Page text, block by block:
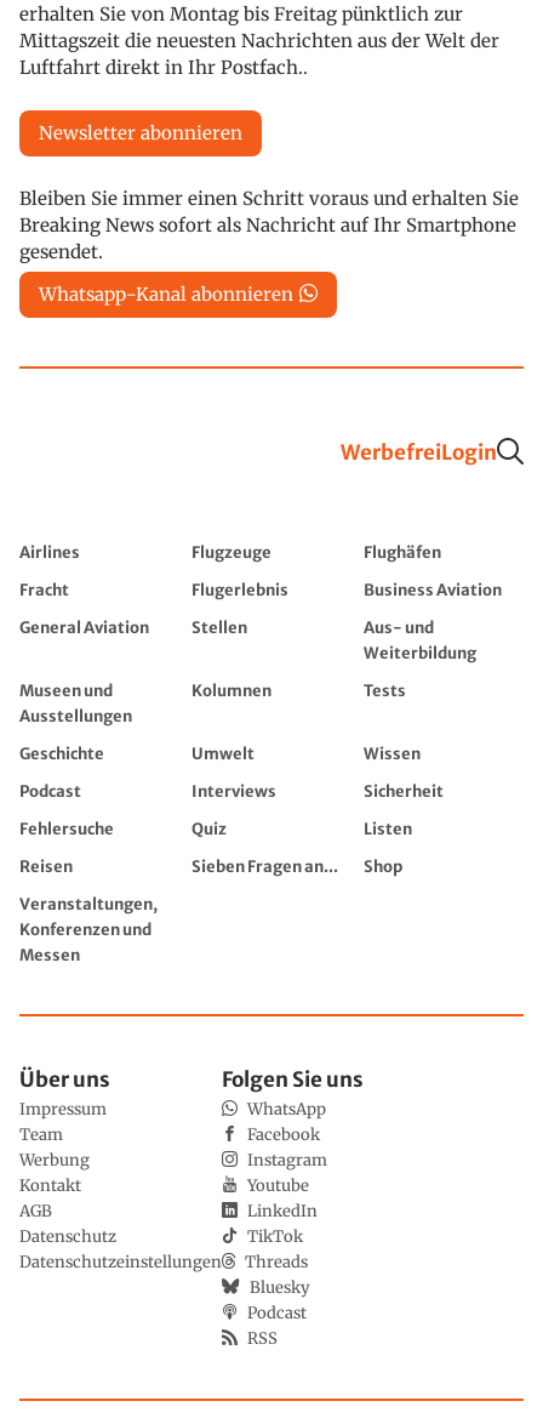
erhalten Sie von Montag bis Freitag pünktlich zur
Mittagszeit die neuesten Nachrichten aus der Welt der
Luftfahrt direkt in Ihr Postfach..
Newsletter abonnieren
Bleiben Sie immer einen Schritt voraus und erhalten Sie
Breaking News sofort als Nachricht auf Ihr Smartphone
gesendet.
Whatsapp-Kanal abonnieren
WerbefreiLogin
Airlines Flugzeuge
Flughäfen
Fracht
Flugerlebnis
Business Aviation
General Aviation
Stellen
Aus- und
Weiterbildung
Museen und
Ausstellungen
Kolumnen Tests
Geschichte Umwelt
Wissen
Podcast
Interviews
Sicherheit
Fehlersuche
Quiz
Listen
Reisen
Sieben Fragen an...
Shop
Veranstaltungen,
Konferenzen und
Messen
Über uns
Impressum
Team
Werbung
Kontakt
AGB
Datenschutz
Datenschutzeinstellungen
Folgen Sie uns
WhatsApp
Facebook
Instagram
Youtube
LinkedIn
TikTok
Threads
Bluesky
Podcast
RSS